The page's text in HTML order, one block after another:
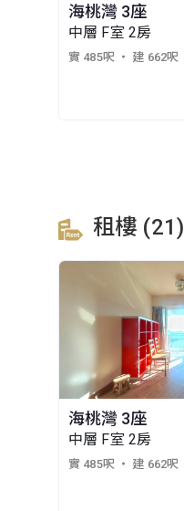
海桃灣 3座
中層 F室 2房
實 485呎 ・ 建 662呎
租樓 (21)
海桃灣 3座
中層 F室 2房
實 485呎 ・ 建 662呎